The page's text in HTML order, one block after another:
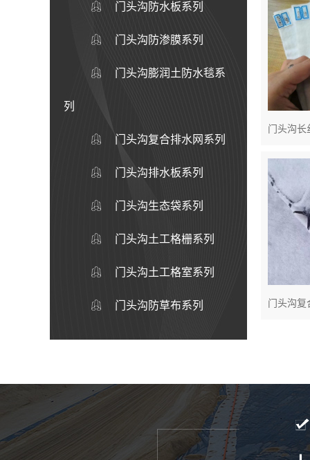
门头沟防水板系列
门头沟防渗膜系列
门头沟膨润土防水毯系
列
门头沟复合排水网系列
门头沟排水板系列
门头沟生态袋系列
门头沟土工格栅系列
门头沟土工格室系列
门头沟防草布系列
门头沟长
门头沟复